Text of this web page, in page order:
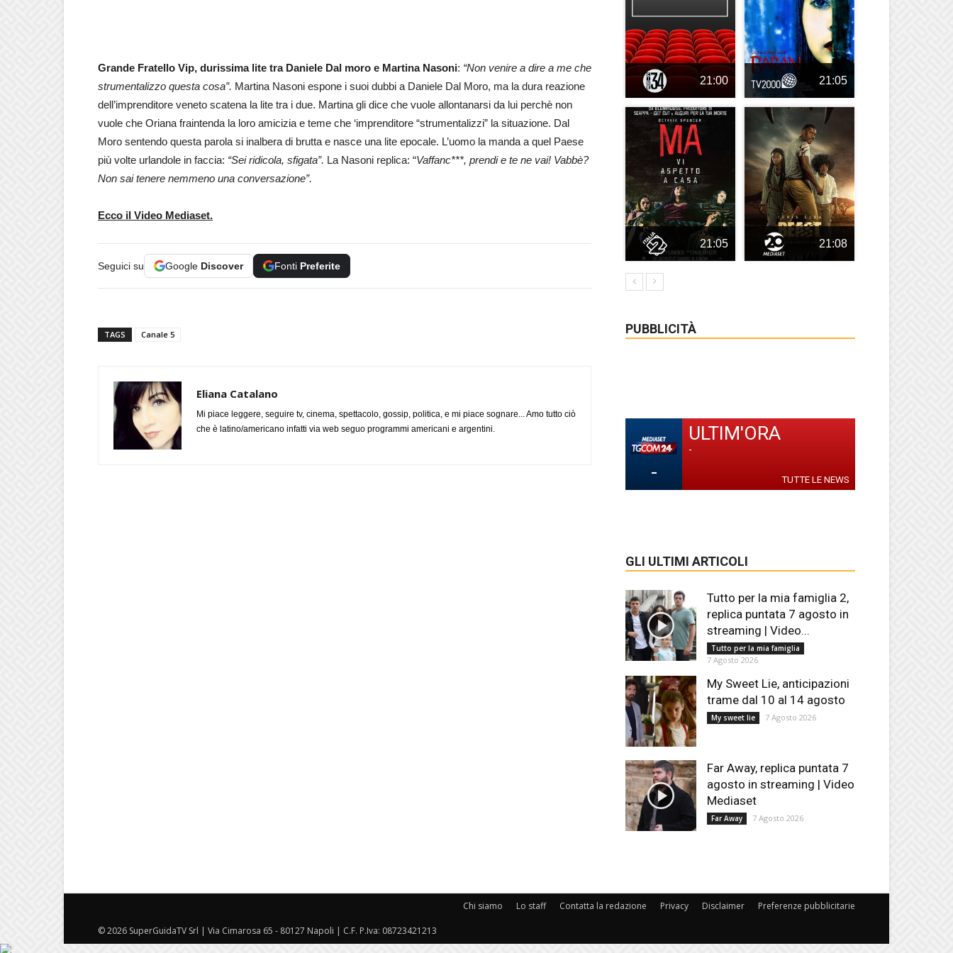
Grande Fratello Vip, durissima lite tra Daniele Dal moro e Martina Nasoni: “Non venire a dire a me che
strumentalizzo questa cosa”. Martina Nasoni espone i suoi dubbi a Daniele Dal Moro, ma la dura reazione
dell’imprenditore veneto scatena la lite tra i due. Martina gli dice che vuole allontanarsi da lui perchè non
vuole che Oriana fraintenda la loro amicizia e teme che ‘imprenditore “strumentalizzi” la situazione. Dal
Moro sentendo questa parola si inalbera di brutta e nasce una lite epocale. L’uomo la manda a quel Paese
più volte urlandole in faccia: “Sei ridicola, sfigata”. La Nasoni replica: “Vaffanc***, prendi e te ne vai! Vabbè?
Non sai tenere nemmeno una conversazione”.
Ecco il Video Mediaset.
Seguici su Google Discover Fonti Preferite
TAGS Canale 5
Eliana Catalano
Mi piace leggere, seguire tv, cinema, spettacolo, gossip, politica, e mi piace sognare... Amo tutto ciò
che è latino/americano infatti via web seguo programmi americani e argentini.
21:00 21:05
21:05 21:08
PUBBLICITÀ
-
ULTIM'ORA
-
TUTTE LE NEWS
GLI ULTIMI ARTICOLI
Tutto per la mia famiglia 2,
replica puntata 7 agosto in
streaming | Video...
Tutto per la mia famiglia
7 Agosto 2026
My Sweet Lie, anticipazioni
trame dal 10 al 14 agosto
My sweet lie 7 Agosto 2026
Far Away, replica puntata 7
agosto in streaming | Video
Mediaset
Far Away 7 Agosto 2026
Chi siamo Lo staff Contatta la redazione Privacy Disclaimer Preferenze pubblicitarie
© 2026 SuperGuidaTV Srl | Via Cimarosa 65 - 80127 Napoli | C.F. P.Iva: 08723421213